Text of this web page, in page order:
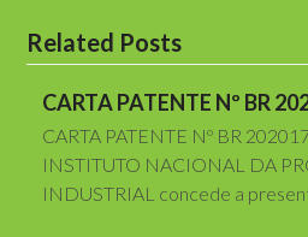
Related Posts
CARTA PATENTE Nº BR
CARTA PATENTE Nº BR
INSTITUTO NACIONAL DA
INDUSTRIAL concede a